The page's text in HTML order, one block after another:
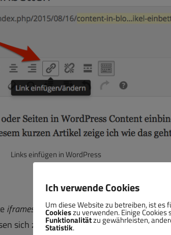
Links einfügen in WordPress
iframes
. Hierbei wird der Content
sich z.B. interaktive Elemente direkt
Ich verwende Cookies
Um diese Website zu betreiben, ist es
Cookieszu verwenden. Einige
Funktionalitätzu gewährleisten,
Statistik.